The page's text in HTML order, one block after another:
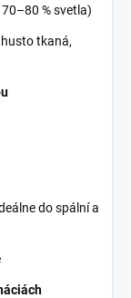
% svetla)
husto tkaná,
do spální a